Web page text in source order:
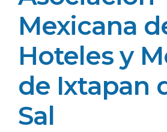
Mexicana
Hoteles y
de Ixtapan
Sal